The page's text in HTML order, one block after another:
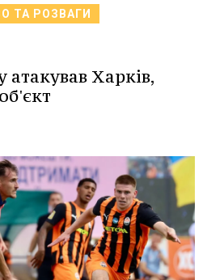
ТА РОЗВАГИ
Харків,